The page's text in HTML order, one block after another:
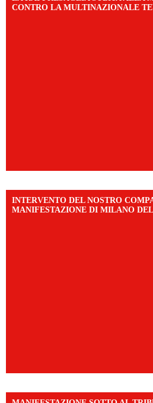
CONTRO LA MULTINAZIONALE
INTERVENTO DEL NOSTRO
MANIFESTAZIONE DI MILANO DEL